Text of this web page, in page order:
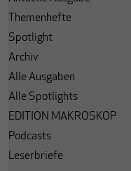
Themenhefte
Spotlight
Archiv
Alle Ausgaben
Alle Spotlights
EDITION MAKROSKOP
Podcasts
Leserbriefe